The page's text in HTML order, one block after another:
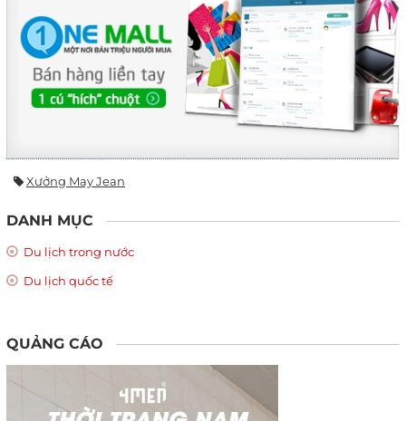
Xưởng May Jean
DANH MỤC
Du lịch trong nước
Du lịch quốc tế
QUẢNG CÁO